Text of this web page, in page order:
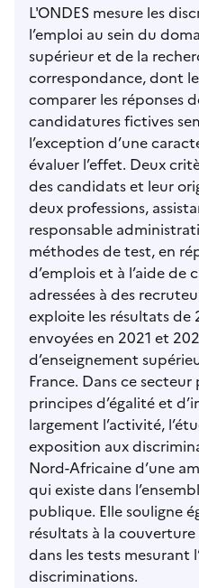
L'ONDES mesure les
l’emploi au sein du
supérieur et de la
correspondance, dont
comparer les réponses
candidatures fictives
l’exception d’une
évaluer l’effet. Deux
des candidats et leur
deux professions,
responsable
méthodes de test, en
d’emplois et à l’aide
adressées à des
exploite les résultats de
envoyées en 2021 et
d’enseignement
France. Dans ce
principes d’égalité et
largement l’activité,
exposition aux
Nord-Africaine d’une
qui existe dans
publique. Elle souligne
résultats à la
dans les tests mesurant
discriminations.